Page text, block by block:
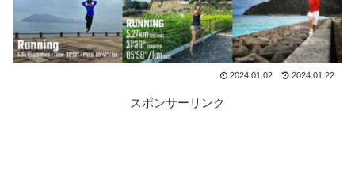
2024.01.02 2024.01.22
スポンサーリンク